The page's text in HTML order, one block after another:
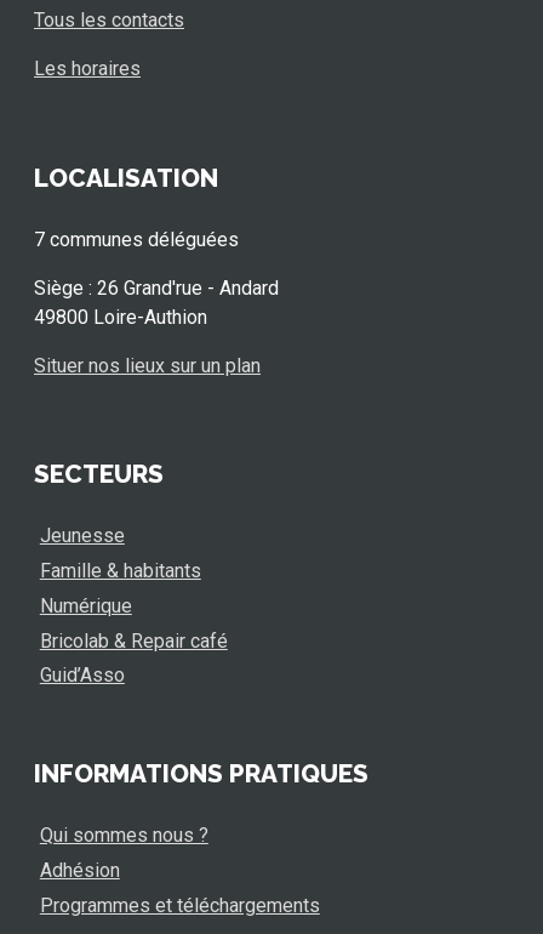
Tous les contacts
Les horaires
LOCALISATION
7 communes déléguées
Siège : 26 Grand'rue - Andard
49800 Loire-Authion
Situer nos lieux sur un plan
SECTEURS
Jeunesse
Famille & habitants
Numérique
Bricolab & Repair café
Guid’Asso
INFORMATIONS PRATIQUES
Qui sommes nous ?
Adhésion
Programmes et téléchargements